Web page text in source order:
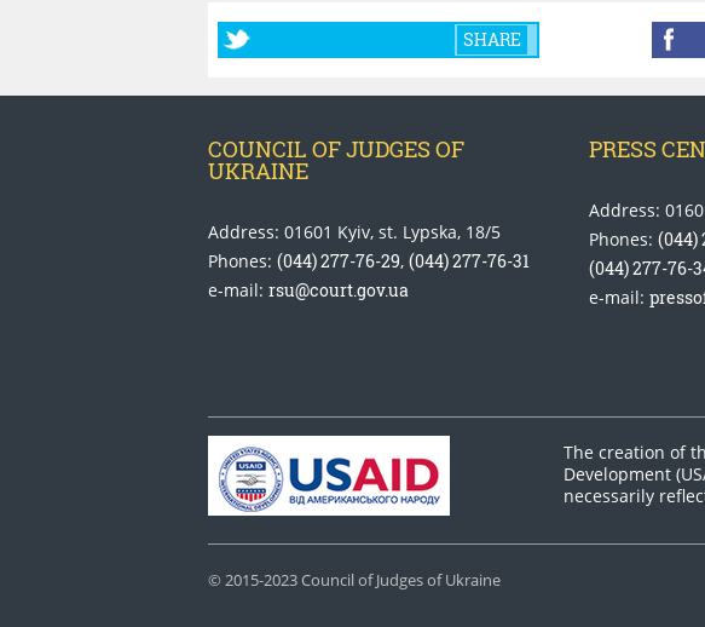
SHARE
COUNCIL OF JUDGES OF
UKRAINE
Address: 01601 Kyiv, st. Lypska, 18/5
Phones: (044) 277-76-29, (044) 277-76-31
e-mail: rsu@court.gov.ua
PRESS
Address:
Phones: (044)
(044) 277-76-
e-mail:
The creation of
Development
necessarily
© 2015-2023 Council of Judges of Ukraine